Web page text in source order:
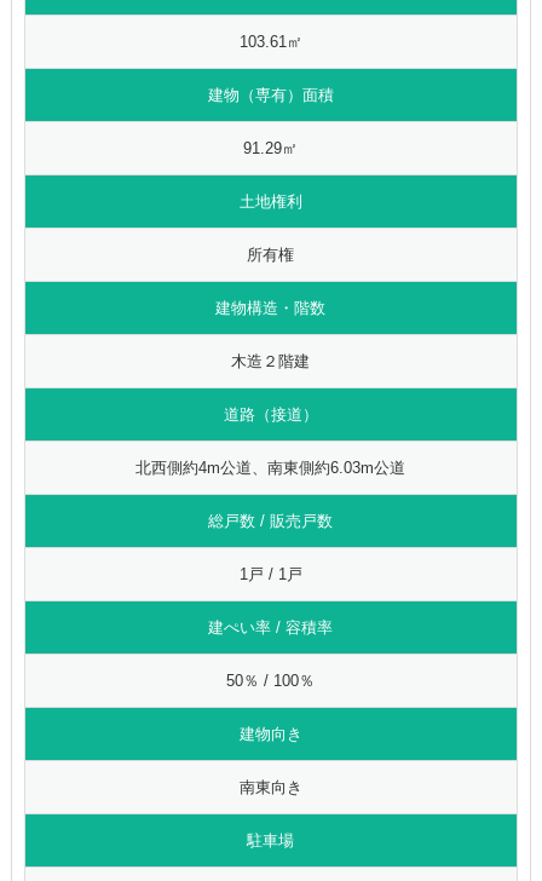
103.61㎡
建物（専有）面積
91.29㎡
土地権利
所有権
建物構造・階数
木造２階建
道路（接道）
北西側約4m公道、南東側約6.03m公道
総戸数 / 販売戸数
1戸 / 1戸
建ぺい率 / 容積率
50％ / 100％
建物向き
南東向き
駐車場